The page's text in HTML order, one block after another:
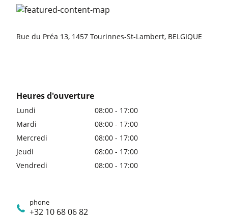
Rue du Préa 13, 1457 Tourinnes-St-Lambert, BELGIQUE
Heures d'ouverture
Lundi
08:00 - 17:00
Mardi
08:00 - 17:00
Mercredi
08:00 - 17:00
Jeudi
08:00 - 17:00
Vendredi
08:00 - 17:00
phone
+32 10 68 06 82